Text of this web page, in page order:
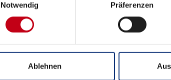
Notwendig
Präferenzen
Ablehnen